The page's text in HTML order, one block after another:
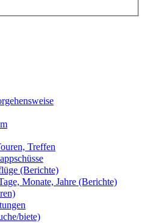
Treffen
(Berichte)
Monate, Jahre (Berichte)
biete)